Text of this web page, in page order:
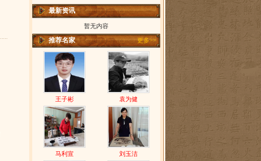
最新资讯
暂无内容
推荐名家 更多>>
王子彬 袁为健
马利宣 刘玉洁